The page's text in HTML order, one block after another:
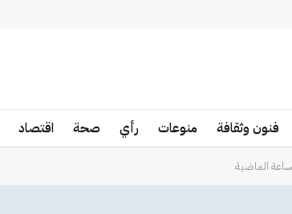
فنون وثقافة منوعات رأي صحة اقتصاد